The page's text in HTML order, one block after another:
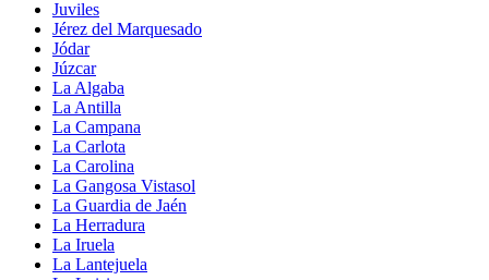
Juviles
Jérez del Marquesado
Jódar
Júzcar
La Algaba
La Antilla
La Campana
La Carlota
La Carolina
La Gangosa Vistasol
La Guardia de Jaén
La Herradura
La Iruela
La Lantejuela